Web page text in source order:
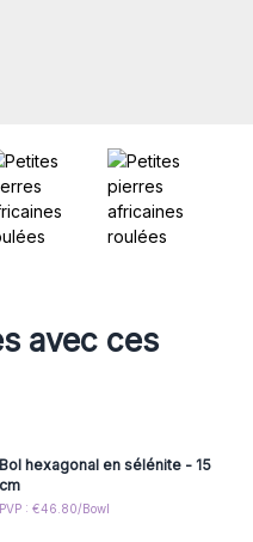
avec ces
Bol hexagonal en sélénite - 15
cm
PVP : €46.80/Bowl